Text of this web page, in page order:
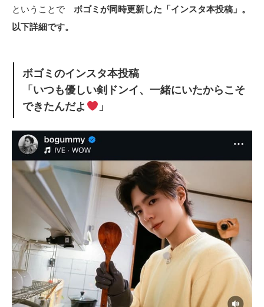
ということで ボゴミが同時更新した「インスタ本投稿」。
以下詳細です。
ボゴミのインスタ本投稿
「いつも優しい剣ドンイ、一緒にいたからこそ
できたんだよ
」